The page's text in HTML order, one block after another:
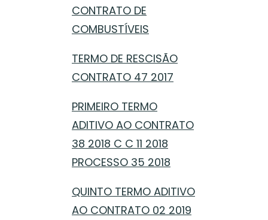
CONTRATO DE
COMBUSTÍVEIS
TERMO DE RESCISÃO
CONTRATO 47 2017
PRIMEIRO TERMO
ADITIVO AO CONTRATO
38 2018 C C 11 2018
PROCESSO 35 2018
QUINTO TERMO ADITIVO
AO CONTRATO 02 2019